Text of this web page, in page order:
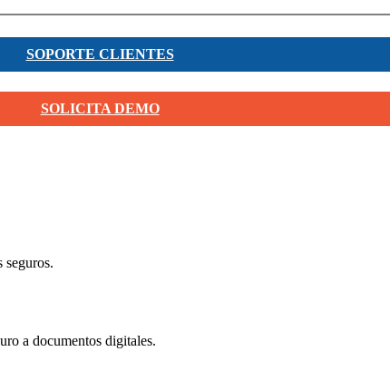
SOPORTE CLIENTES
SOLICITA DEMO
seguros.
a documentos digitales.